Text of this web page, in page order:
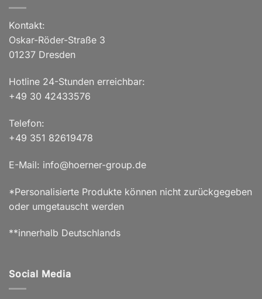
Kontakt:
Oskar-Röder-Straße 3
01237 Dresden
Hotline 24-Stunden erreichbar:
+49 30 42433576
Telefon:
+49 351 82619478
E-Mail: info@hoerner-group.de
*Personalisierte Produkte können nicht zurückgegeben
oder umgetauscht werden
**innerhalb Deutschlands
Social Media